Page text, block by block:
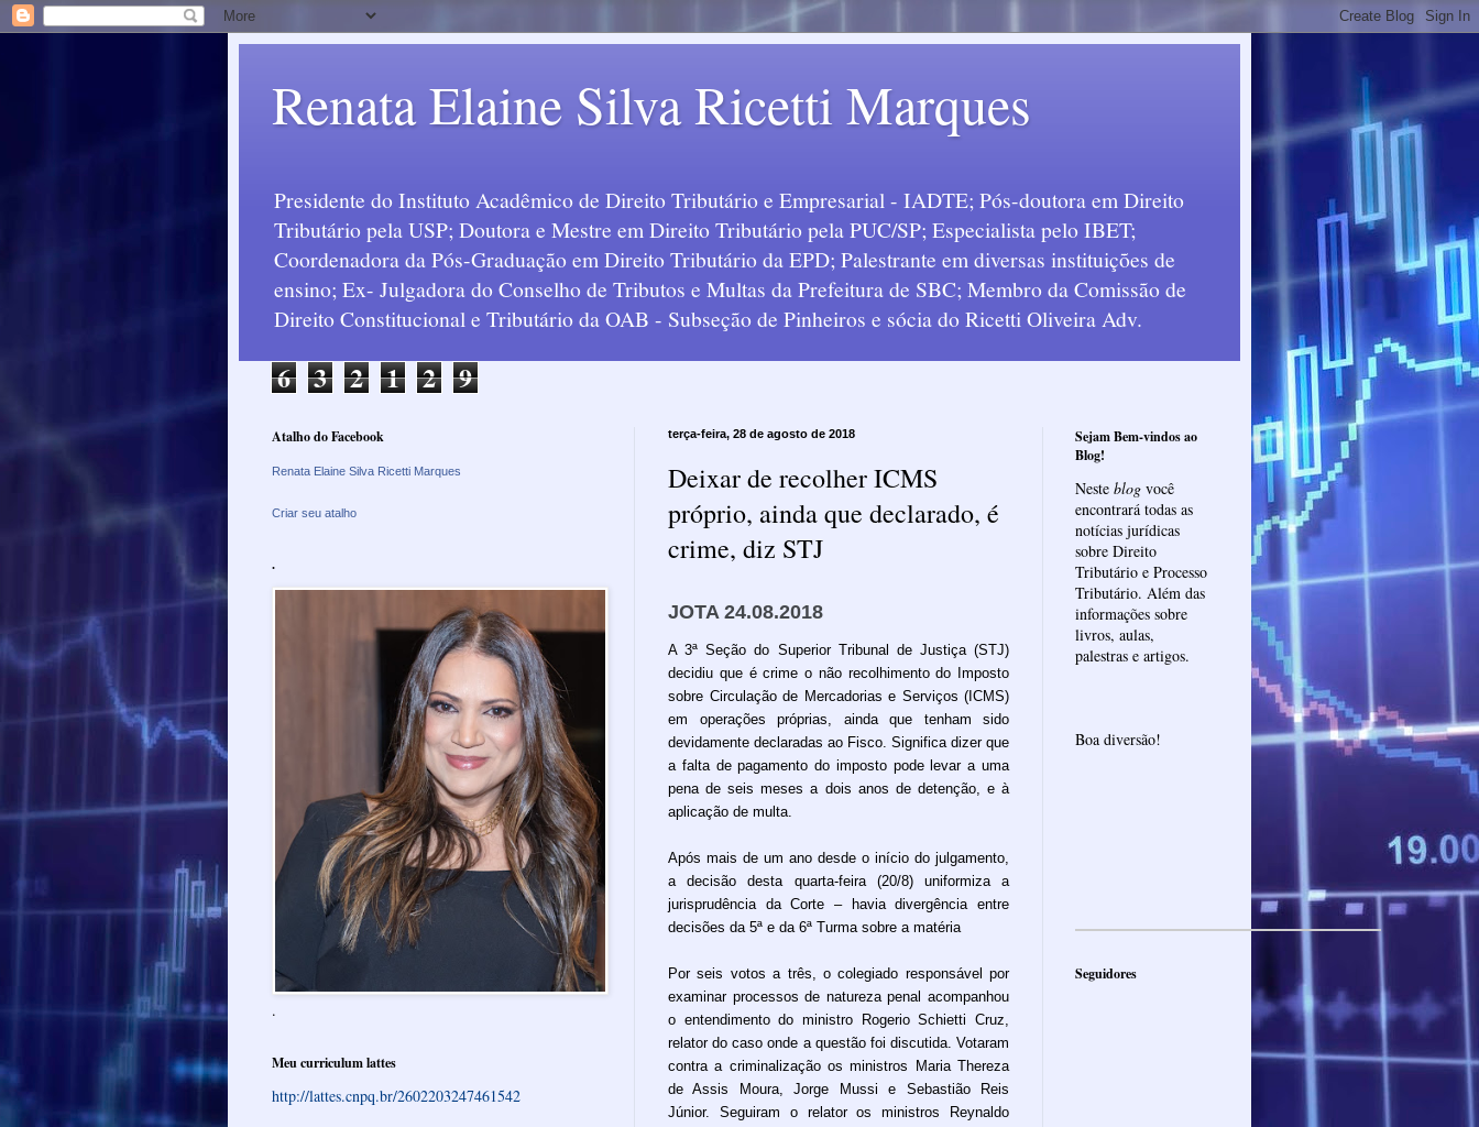
Renata Elaine Silva Ricetti Marques
Presidente do Instituto Acadêmico de Direito Tributário e Empresarial - IADTE; Pós-doutora em Direito
Tributário pela USP; Doutora e Mestre em Direito Tributário pela PUC/SP; Especialista pelo IBET;
Coordenadora da Pós-Graduação em Direito Tributário da EPD; Palestrante em diversas instituições de
ensino; Ex- Julgadora do Conselho de Tributos e Multas da Prefeitura de SBC; Membro da Comissão de
Direito Constitucional e Tributário da OAB - Subseção de Pinheiros e sócia do Ricetti Oliveira Adv.
6 3 2 1 2 9
terça-feira, 28 de agosto de 2018
Deixar de recolher ICMS
próprio, ainda que declarado, é
crime, diz STJ
JOTA 24.08.2018
A 3ª Seção do Superior Tribunal de Justiça (STJ)
decidiu que é crime o não recolhimento do Imposto
sobre Circulação de Mercadorias e Serviços (ICMS)
em operações próprias, ainda que tenham sido
devidamente declaradas ao Fisco. Significa dizer que
a falta de pagamento do imposto pode levar a uma
pena de seis meses a dois anos de detenção, e à
aplicação de multa.
Após mais de um ano desde o início do julgamento,
a decisão desta quarta-feira (20/8) uniformiza a
jurisprudência da Corte – havia divergência entre
decisões da 5ª e da 6ª Turma sobre a matéria
Por seis votos a três, o colegiado responsável por
examinar processos de natureza penal acompanhou
o entendimento do ministro Rogerio Schietti Cruz,
relator do caso onde a questão foi discutida. Votaram
contra a criminalização os ministros Maria Thereza
de Assis Moura, Jorge Mussi e Sebastião Reis
Júnior. Seguiram o relator os ministros Reynaldo
Atalho do Facebook
Renata Elaine Silva Ricetti Marques
Criar seu atalho
.
.
Meu curriculum lattes
http://lattes.cnpq.br/2602203247461542
Sejam Bem-vindos ao
Blog!
Neste blog você
encontrará todas as
notícias jurídicas
sobre Direito
Tributário e Processo
Tributário. Além das
informações sobre
livros, aulas,
palestras e artigos.
Boa diversão!
Seguidores